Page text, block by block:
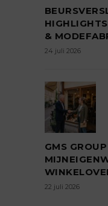
&
24 juli 2026
GMS
22 juli 2026